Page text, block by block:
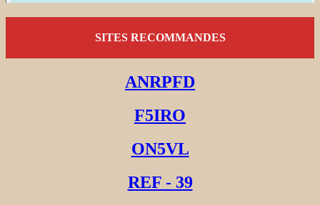
SITES RECOMMANDES
ANRPFD
F5IRO
ON5VL
REF - 39